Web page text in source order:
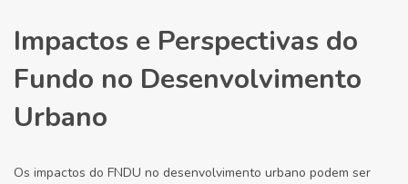
Impactos e Perspectivas do
Fundo no Desenvolvimento
Urbano
Os impactos do FNDU no desenvolvimento urbano podem ser